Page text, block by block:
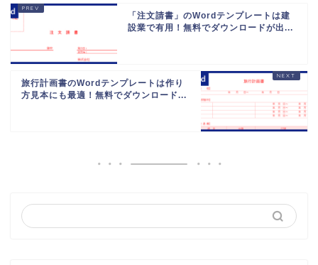
「注文請書」のWordテンプレートは建
設業で有用！無料でダウンロードが出...
旅行計画書のWordテンプレートは作り
方見本にも最適！無料でダウンロード...